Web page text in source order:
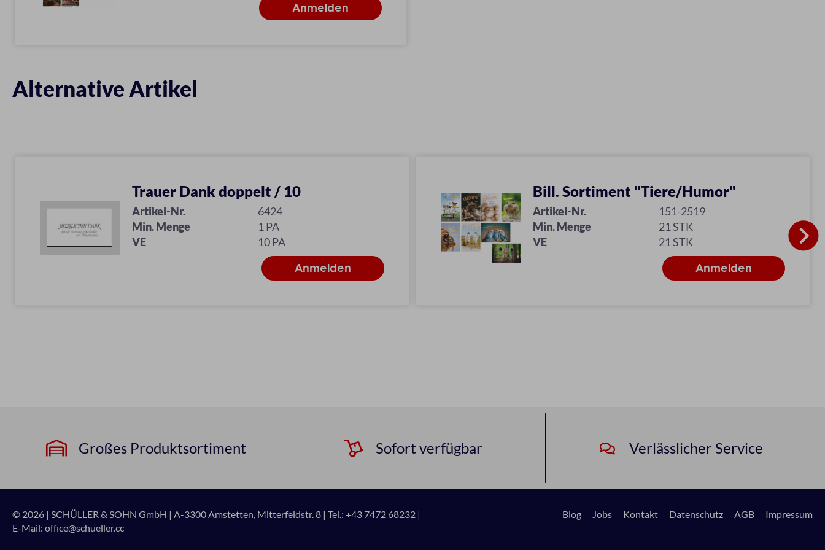
Alternative Artikel
Trauer Dank doppelt / 10
Artikel-Nr.
6424
Min. Menge
1 PA
VE
10 PA
Bill. Sortiment "Tiere/Humor"
Artikel-Nr.
151-2519
Min. Menge
21 STK
VE
21 STK
Großes Produktsortiment Sofort verfügbar Verlässlicher Service
© 2026 | SCHÜLLER & SOHN GmbH | A-3300 Amstetten, Mitterfeldstr. 8 | Tel.: +43 7472 68232 |
E-Mail: office@schueller.cc
Blog Jobs Kontakt Datenschutz AGB Impressum